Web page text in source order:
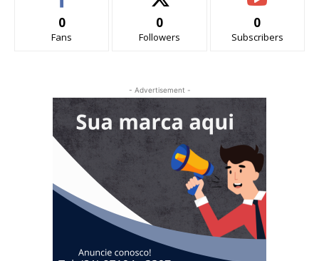
0
Fans
0
Followers
0
Subscribers
- Advertisement -